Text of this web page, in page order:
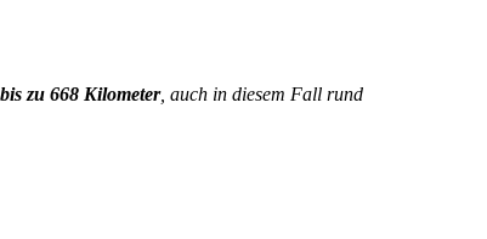
zu 668 Kilometer, auch in diesem Fall rund